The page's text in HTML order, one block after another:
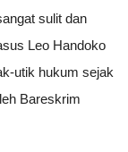
sulit dan
Leo Handoko
utik hukum sejak
Bareskrim